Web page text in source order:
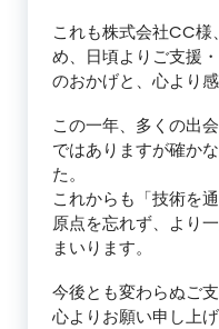
これも株式会社CC様
め、日頃よりご支援
のおかげと、心より
この一年、多くの出
ではありますが確か
た。
これからも「技術を
原点を忘れず、より
まいります。
今後とも変わらぬご
心よりお願い申し上げ